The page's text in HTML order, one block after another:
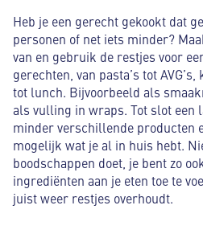
Heb je een gerecht gekookt dat
personen of net iets minder?
van en gebruik de restjes voor
gerechten, van pasta’s tot
tot lunch. Bijvoorbeeld als
als vulling in wraps. Tot slot een
minder verschillende producten
mogelijk wat je al in huis hebt.
boodschappen doet, je bent zo
ingrediënten aan je eten toe te
juist weer restjes overhoudt.